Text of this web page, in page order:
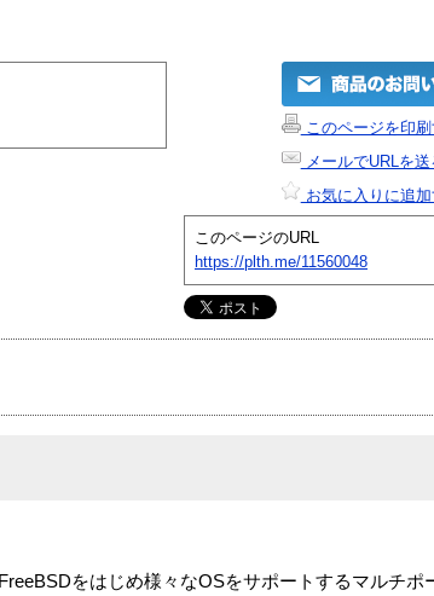
このページを印刷
メールでURLを送
お気に入りに追
このページのURL
https://plth.me/11560048
をはじめ様々なOSをサポートするマルチ